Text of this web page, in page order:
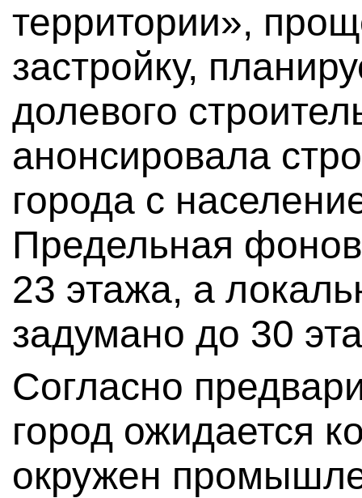
территории»,
застройку,
долевого
анонсировала
города с
Предельная
23 этажа, а
задумано до 30
Согласно
город ожидается
окружен